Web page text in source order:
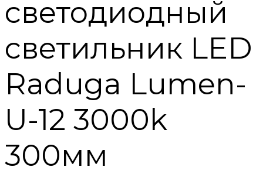
светодиодный
светильник LED
Raduga Lumen-
U-12 3000k
300мм